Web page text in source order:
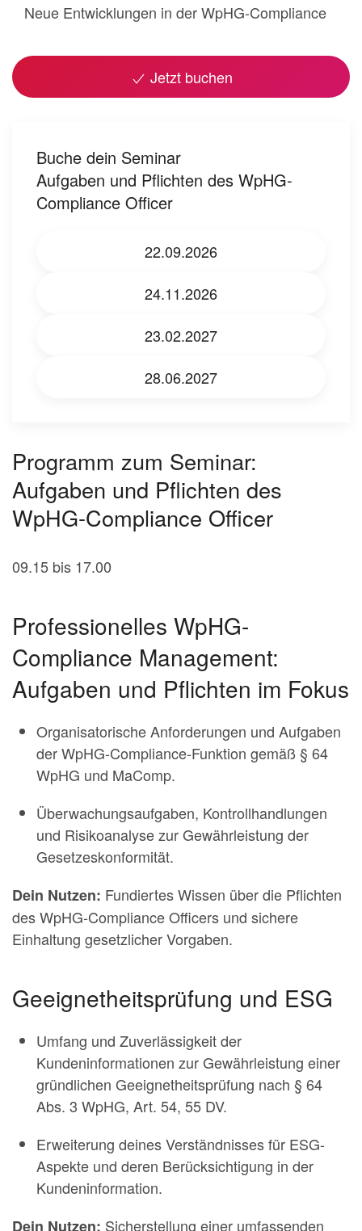
Neue Entwicklungen in der WpHG-Compliance
Jetzt buchen
Buche dein Seminar
Aufgaben und Pflichten des WpHG-
Compliance Officer
22.09.2026
24.11.2026
23.02.2027
28.06.2027
Programm zum Seminar:
Aufgaben und Pflichten des
WpHG-Compliance Officer
09.15 bis 17.00
Professionelles WpHG-
Compliance Management:
Aufgaben und Pflichten im Fokus
Organisatorische Anforderungen und Aufgaben
der WpHG-Compliance-Funktion gemäß § 64
WpHG und MaComp.
Überwachungsaufgaben, Kontrollhandlungen
und Risikoanalyse zur Gewährleistung der
Gesetzeskonformität.
Dein Nutzen: Fundiertes Wissen über die Pflichten
des WpHG-Compliance Officers und sichere
Einhaltung gesetzlicher Vorgaben.
Geeignetheitsprüfung und ESG
Umfang und Zuverlässigkeit der
Kundeninformationen zur Gewährleistung einer
gründlichen Geeignetheitsprüfung nach § 64
Abs. 3 WpHG, Art. 54, 55 DV.
Erweiterung deines Verständnisses für ESG-
Aspekte und deren Berücksichtigung in der
Kundeninformation.
Dein Nutzen: Sicherstellung einer umfassenden